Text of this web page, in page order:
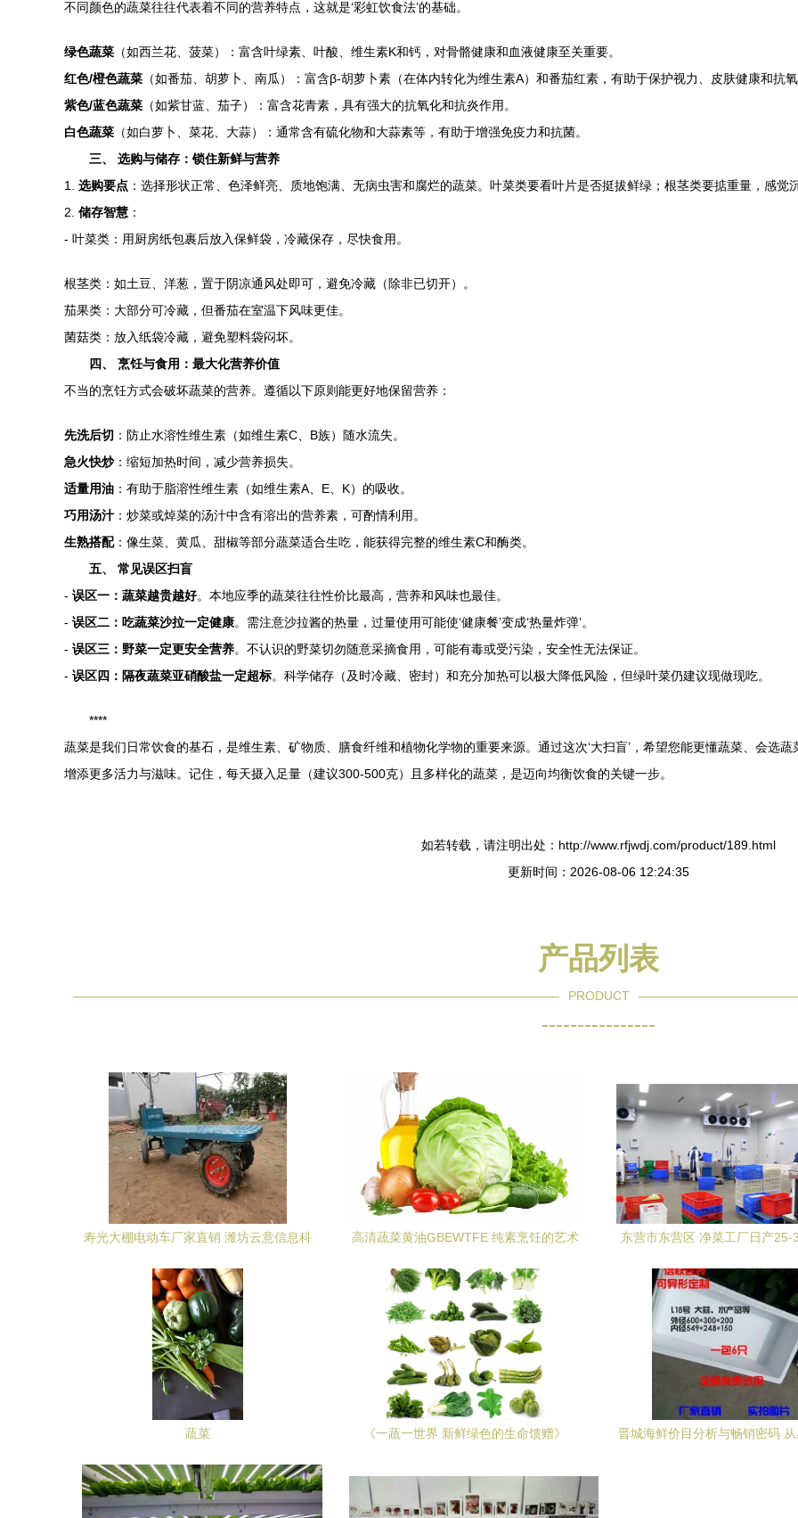
不同颜色的蔬菜往往代表着不同的营养特点，这就是‘彩虹饮食法’的基础。
绿色蔬菜 （如西兰花、菠菜）：富含叶绿素、叶酸、维生素K和钙，对骨骼健康和血液健康至关重要。
红色/橙色蔬菜 （如番茄、胡萝卜、南瓜）：富含β-胡萝卜素（在体内转化为维生素A）和番茄红素，有助于保护视力、皮肤健康和抗氧
紫色/蓝色蔬菜 （如紫甘蓝、茄子）：富含花青素，具有强大的抗氧化和抗炎作用。
白色蔬菜 （如白萝卜、菜花、大蒜）：通常含有硫化物和大蒜素等，有助于增强免疫力和抗菌。
三、 选购与储存：锁住新鲜与营养
1. 选购要点 ：选择形状正常、色泽鲜亮、质地饱满、无病虫害和腐烂的蔬菜。叶菜类要看叶片是否挺拔鲜绿；根茎类要掂重量，感觉
2. 储存智慧 ：
- 叶菜类：用厨房纸包裹后放入保鲜袋，冷藏保存，尽快食用。
根茎类：如土豆、洋葱，置于阴凉通风处即可，避免冷藏（除非已切开）。
茄果类：大部分可冷藏，但番茄在室温下风味更佳。
菌菇类：放入纸袋冷藏，避免塑料袋闷坏。
四、 烹饪与食用：最大化营养价值
不当的烹饪方式会破坏蔬菜的营养。遵循以下原则能更好地保留营养：
先洗后切 ：防止水溶性维生素（如维生素C、B族）随水流失。
急火快炒：缩短加热时间，减少营养损失。
适量用油 ：有助于脂溶性维生素（如维生素A、E、K）的吸收。
巧用汤汁：炒菜或焯菜的汤汁中含有溶出的营养素，可酌情利用。
生熟搭配：像生菜、黄瓜、甜椒等部分蔬菜适合生吃，能获得完整的维生素C和酶类。
五、 常见误区扫盲
- 误区一：蔬菜越贵越好。本地应季的蔬菜往往性价比最高，营养和风味也最佳。
- 误区二：吃蔬菜沙拉一定健康。需注意沙拉酱的热量，过量使用可能使‘健康餐’变成‘热量炸弹’。
- 误区三：野菜一定更安全营养。不认识的野菜切勿随意采摘食用，可能有毒或受污染，安全性无法保证。
- 误区四：隔夜蔬菜亚硝酸盐一定超标。科学储存（及时冷藏、密封）和充分加热可以极大降低风险，但绿叶菜仍建议现做现吃。
****
蔬菜是我们日常饮食的基石，是维生素、矿物质、膳食纤维和植物化学物的重要来源。通过这次‘大扫盲’，希望您能更懂蔬菜、会选
增添更多活力与滋味。记住，每天摄入足量（建议300-500克）且多样化的蔬菜，是迈向均衡饮食的关键一步。
如若转载，请注明出处：http://www.rfjwdj.com/product/189.html
更新时间：2026-08-06 12:24:35
产品列表
PRODUCT
----------------
寿光大棚电动车厂家直销 潍坊云意信息科
高清蔬菜黄油GBEWTFE 纯素烹饪的艺术
东营市东营区 净菜工厂日产25-
蔬菜 《一蔬一世界 新鲜绿色的生命馈赠》
晋城海鲜价目分析与畅销密码